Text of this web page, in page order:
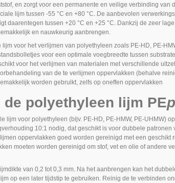
en zorgt voor een permanente en veilige verbinding van
lijm tussen -55 °C en +80 °C. De aanbevolen
daarentegen tussen +20 °C en +25 °C. Dankzij de zeer
en nauwkeurig aanbrengen.
lijm voor het verlijmen van polyethyleen zoals PE-HD, PE-
voor een optimale voegbreedte tussen
voor het verlijmen van materialen met verschillende
van de te verlijmen oppervlakken (behalve
worden gebruikt, zelfs op oneffen oppervlakken
de polyethyleen lijm PE
lijm voor polyethyleen (bijv. PE-HD, PE-HMW, PE-UHMW)
10:1 nodig, dat geschikt is voor dubbele patronen
oppervlakken goed worden gereinigd met een
moeten worden gereinigd om stof, vet en olie of andere
van 0,2 tot 0,3 mm. Na het aanbrengen kan het
op een later tijdstip te gebruiken. Reinig de te verbinden